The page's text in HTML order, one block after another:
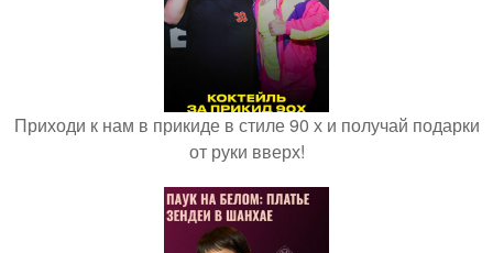
Приходи к нам в прикиде в стиле 90 х и получай подарки
от руки вверх!